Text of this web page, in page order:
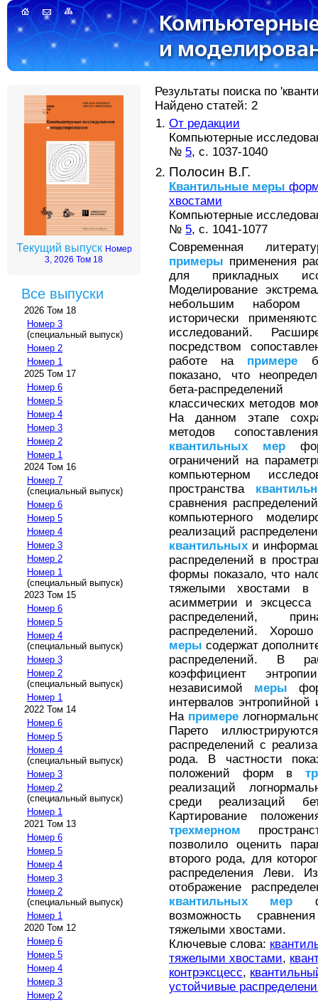
Текущий выпуск Номер
3, 2026 Том 18
Все выпуски
2026 Том 18
Номер 3
(специальный выпуск)
Номер 2
Номер 1
2025 Том 17
Номер 6
Номер 5
Номер 4
Номер 3
Номер 2
Номер 1
2024 Том 16
Номер 7
(специальный выпуск)
Номер 6
Номер 5
Номер 4
Номер 3
Номер 2
Номер 1
(специальный выпуск)
2023 Том 15
Номер 6
Номер 5
Номер 4
(специальный выпуск)
Номер 3
Номер 2
(специальный выпуск)
Номер 1
2022 Том 14
Номер 6
Номер 5
Номер 4
(специальный выпуск)
Номер 3
Номер 2
(специальный выпуск)
Номер 1
2021 Том 13
Номер 6
Номер 5
Номер 4
Номер 3
Номер 2
(специальный выпуск)
Номер 1
2020 Том 12
Номер 6
Номер 5
Номер 4
Номер 3
Номер 2
Результаты поиска по
Найдено статей: 2
От редакции
Компьютерные
№ 5, с. 1037-1040
Полосин В.Г.
Квантильные меры
хвостами
Компьютерные
№ 5, с. 1041-1077
Современная
примеры применения
для прикладных
Моделирование
небольшим набором
исторически
исследований.
посредством
работе на примере
показано, что
бета-
классических методов
На данном этапе
методов
квантильных
мер
ограничений на
компьютерном
пространства
сравнения
компьютерного
реализаций
квантильных и
распределений в
формы показало, что
тяжелыми хвостами в
асимметрии и эксцесса
распределений,
распределений.
меры содержат
распределений. В
коэффициент
независимой меры
интервалов
На примере
Парето
распределений с
рода. В частности
положений форм в
реализаций
среди реализаций
Картирование
трехмерном
позволило оценить
второго рода, для
распределения Леви.
отображение
квантильных
мер
возможность
тяжелыми хвостами.
Ключевые слова:
тяжелыми хвостами,
контрэксцесс,
устойчивые